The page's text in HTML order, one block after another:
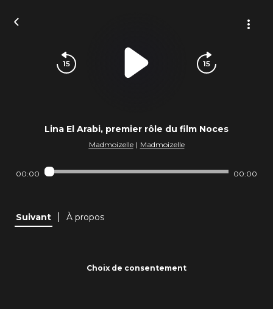
Lina El Arabi, premier rôle du film Noces
Madmoizelle | Madmoizelle
00:00 00:00
Suivant À propos
Choix de consentement